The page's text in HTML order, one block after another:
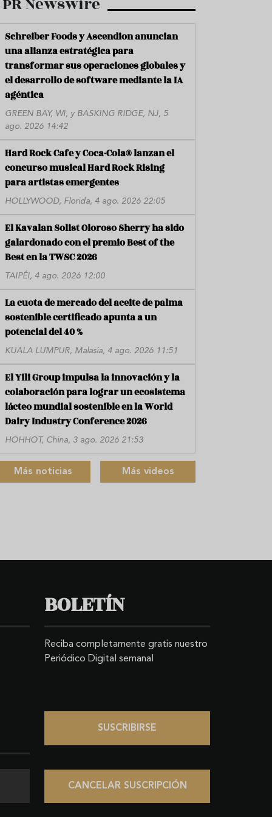
Schreiber Foods y Ascendion anuncian
una alianza estratégica para
transformar sus operaciones globales y
el desarrollo de software mediante la IA
agéntica
GREEN BAY, WI, y BASKING RIDGE, NJ, 5
ago. 2026 14:42
Hard Rock Cafe y Coca-Cola® lanzan el
concurso musical Hard Rock Rising
para artistas emergentes
HOLLYWOOD, Florida, 4 ago. 2026 22:05
El Kavalan Solist Oloroso Sherry ha sido
galardonado con el premio Best of the
Best en la TWSC 2026
TAIPÉI, 4 ago. 2026 12:00
La cuota de mercado del aceite de palma
sostenible certificado apunta a un
potencial del 40 %
KUALA LUMPUR, Malasia, 4 ago. 2026 11:51
El Yili Group impulsa la innovación y la
colaboración para lograr un ecosistema
lácteo mundial sostenible en la World
Dairy Industry Conference 2026
HOHHOT, China, 3 ago. 2026 21:53
Más noticias Más videos
BOLETÍN
Reciba completamente gratis nuestro
Periódico Digital semanal
SUSCRIBIRSE
CANCELAR SUSCRIPCIÓN